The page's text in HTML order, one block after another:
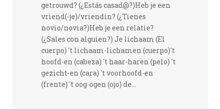
getrouwd? (¿Estás casad@?)Heb je een
vriend(-je)/vriendin? (¿Tienes
novio/novia?)Heb je een relatie?
(¿Sales con alguien?) Je lichaam (El
cuerpo) 't lichaam-lichamen (cuerpo)'t
hoofd-en (cabeza) 't haar-haren (pelo) 't
gezicht-en (cara) 't voorhoofd-en
(frente) 't oog-ogen (ojo) de...